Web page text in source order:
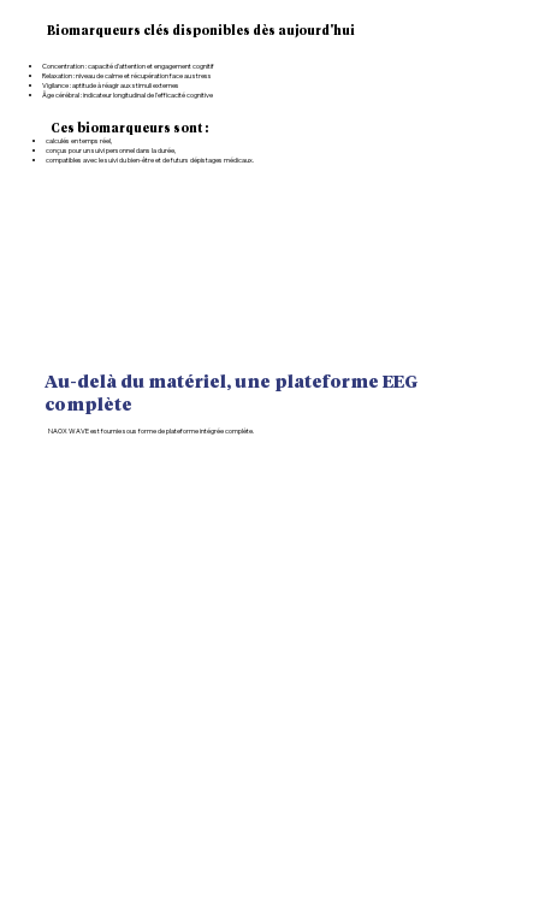
Biomarqueurs clés disponibles dès aujourd'hui
Concentration : capacité d’attention et engagement cognitif
Relaxation : niveau de calme et récupération face au stress
Vigilance : aptitude à réagir aux stimuli externes
Âge cérébral : indicateur longitudinal de l'efficacité cognitive
Ces biomarqueurs sont :
calculés en temps réel,
conçus pour un suivi personnel dans la durée,
compatibles avec le suivi du bien-être et de futurs dépistages médicaux.
Au-delà du matériel, une plateforme EEG
complète
NAOX WAVE est fournie sous forme de plateforme intégrée complète.